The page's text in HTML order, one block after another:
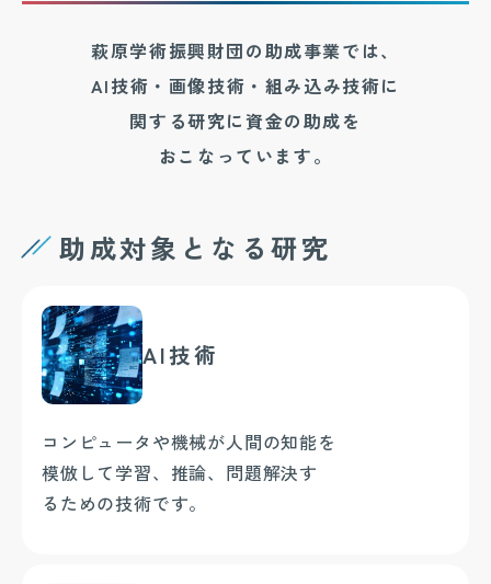
萩原学術振興財団の助成事業では、
AI技術・画像技術・組み込み技術に
関する研究に資金の助成を
おこなっています。
助成対象となる研究
AI技術
コンピュータや機械が人間の知能を
模倣して学習、推論、問題解決す
るための技術です。